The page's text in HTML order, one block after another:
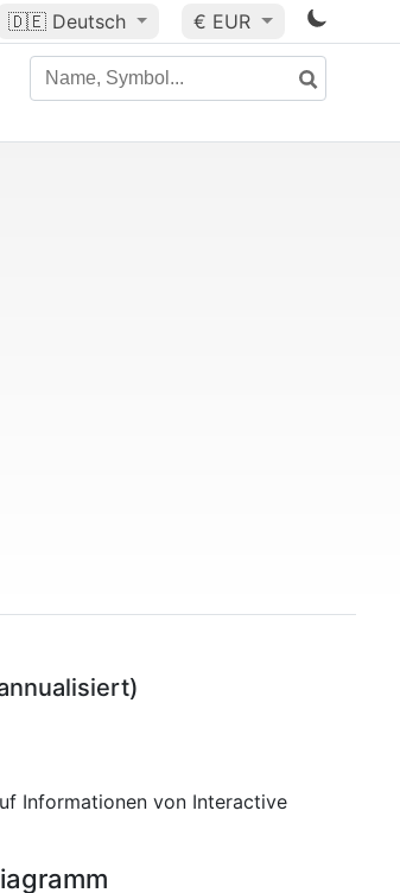
🇩🇪 Deutsch € EUR
Informationen von Interactive